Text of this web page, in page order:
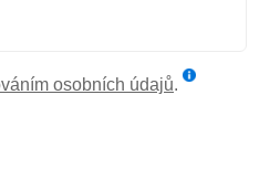
osobních údajů.